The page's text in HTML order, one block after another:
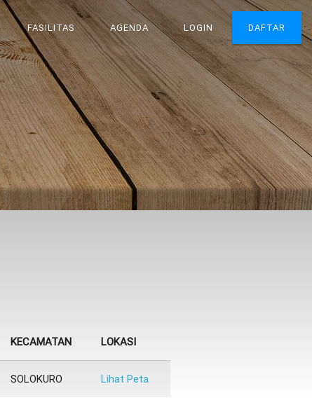
FASILITAS AGENDA LOGIN DAFTAR
KECAMATAN LOKASI
SOLOKURO Lihat Peta